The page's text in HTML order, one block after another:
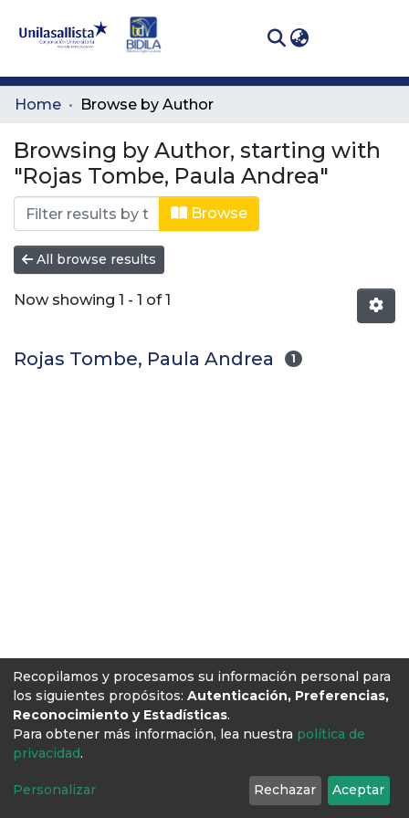
Communities
All of DSpace
Home Browse by Author
Browsing by Author, starting with
"Rojas Tombe, Paula Andrea"
Browse
All browse results
Now showing 1 - 1 of 1
Rojas Tombe, Paula Andrea 1
Recopilamos y procesamos su información personal para
los siguientes propósitos: Autenticación, Preferencias,
Reconocimiento y Estadísticas.
Para obtener más información, lea nuestra política de
privacidad.
Personalizar Rechazar Aceptar